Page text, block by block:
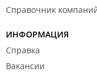
Справочник
ИНФОРМАЦИЯ
Справка
Вакансии